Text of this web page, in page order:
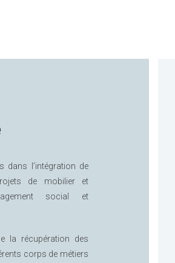
dans l’intégration de
de mobilier et
social et
la récupération des
corps de métiers